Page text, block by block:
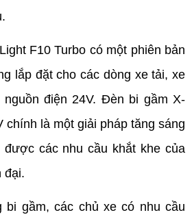
F10 Turbo có một phiên bản
lắp đặt cho các dòng xe tải, xe
điện 24V. Đèn bi gầm X-
chính là một giải pháp tăng sáng
được các nhu cầu khắt khe của
đại.
bi gầm, các chủ xe có nhu cầu